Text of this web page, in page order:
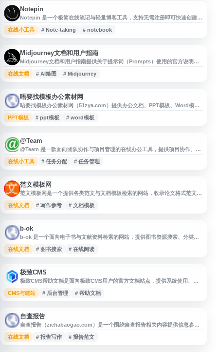
Notepin
Notepin 是一个极简在线笔记与轻量博客工具，支持无需注册即可快速创建个
人在线笔记本。用户可以在浏览器中记录文字、整理想法或发布简单内容，适
合临时笔记、个人写作、公开分享和轻量级内容管理。网站强调快速上手与低
在线小工具 # Note-taking # notebook
Midjourney文档和用户指南
Midjourney文档和用户指南提供关于提示词（Prompts）使用的官方说明，
帮助用户了解如何通过文本描述生成图像，并掌握提示结构、参数设置与常见
用法。该页面适合初学者和进阶用户查阅 Midjourney 提示词编写方法，提升
在线文档 # AI绘图 # Midjourney
唔要找模板办公素材网
唔要找模板办公素材网（51zya.com）提供办公文档、PPT模板、Word模
板、Excel表格等实用素材资源，面向日常办公、学习汇报、企业管理、行政
人事、财务统计等场景，帮助用户快速查找和下载所需模板。网站内容分类清
PPT模板 # ppt模板 # word模板
@Team
@Team 是一款面向团队协作与项目管理的在线办公工具，提供项目协作、任
务分配、进度跟踪、项目沟通和日程管理等功能。平台支持云端数据与多平台
使用，适用于跨部门协同、任务管理和项目进度管理，帮助团队更清晰地安排
在线小工具 # 任务分配 # 任务管理
范文模板网
范文模板网是一个提供各类范文与文档模板检索的网站，收录论文格式范文、
个人简历模板、毕业论文、思想汇报等多种常用写作参考资料。用户可根据学
习、求职、办公和日常写作需求查找相关范文内容，适合作为范文搜索、写作
在线文档 # 写作参考 # 文档模板
b-ok
b-ok 是一个面向电子书与文献资料检索的网站，提供图书资源搜索、分类浏
览和在线访问入口，内容涵盖学习、研究、文学、技术等多个领域。用户可通
过书名、作者或关键词查找相关资料，适合用于电子书发现、资料查询和学习
在线文档 # 图书搜索 # 在线阅读
极致CMS
极致CMS帮助文档是面向极致CMS用户的官方文档站点，提供系统使用、功
能配置、模板开发、插件扩展及常见问题等相关说明，帮助站长、开发者和运
维人员快速了解并使用极致CMS。网站内容围绕建站流程与后台管理展开，适
CMS与建站 # 后台管理 # 帮助文档
自查报告
自查报告（zichabaogao.com）是一个围绕自查报告相关内容提供信息参考
的网站，适合用于了解自查报告的写作方向、常见结构、应用场景及相关材料
整理需求。网站名称直观，主题聚焦于自查报告类文档内容，可为需要撰写、
在线文档 # 报告写作 # 报告范文